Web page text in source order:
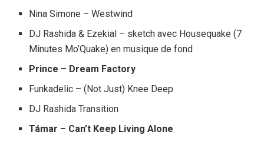
Nina Simone – Westwind
DJ Rashida & Ezekial – sketch avec Housequake (7
Minutes Mo’Quake) en musique de fond
Prince – Dream Factory
Funkadelic – (Not Just) Knee Deep
DJ Rashida Transition
Támar – Can’t Keep Living Alone